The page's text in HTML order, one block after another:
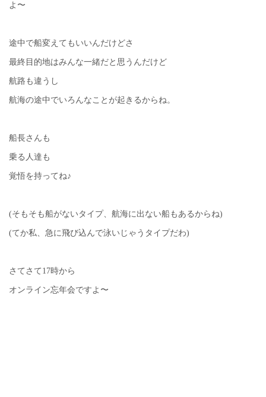
よ〜
途中で船変えてもいいんだけどさ
最終目的地はみんな一緒だと思うんだけど
航路も違うし
航海の途中でいろんなことが起きるからね。
船長さんも
乗る人達も
覚悟を持ってね♪
(そもそも船がないタイプ、航海に出ない船もあるからね)
(てか私、急に飛び込んで泳いじゃうタイプだわ)
さてさて17時から
オンライン忘年会ですよ〜